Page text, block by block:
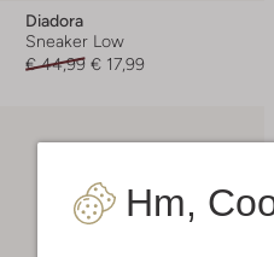
Hm,
Diadora
Sneaker Low
€ 44,99 € 17,99